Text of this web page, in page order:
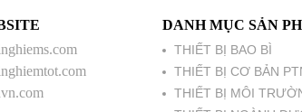
DANH MỤC SẢN
THIẾT BỊ BAO BÌ
THIẾT BỊ CƠ BẢN
THIẾT BỊ MÔI